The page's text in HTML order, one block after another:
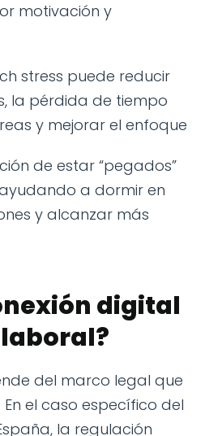
motivación y
stress puede reducir
la pérdida de tiempo
y mejorar el enfoque
de estar “pegados”
a dormir en
y alcanzar más
digital
del marco legal que
el caso específico del
la regulación